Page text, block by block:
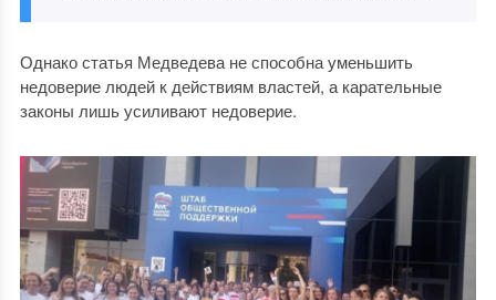
Однако статья Медведева не способна уменьшить
недоверие людей к действиям властей, а карательные
законы лишь усиливают недоверие.